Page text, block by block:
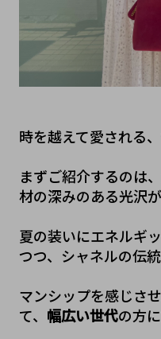
時を越えて愛される
まずご紹介するのは
材の深みのある光沢
夏の装いにエネルギ
つつ、シャネルの伝
マンシップを感じさ
て、 幅広い世代の方